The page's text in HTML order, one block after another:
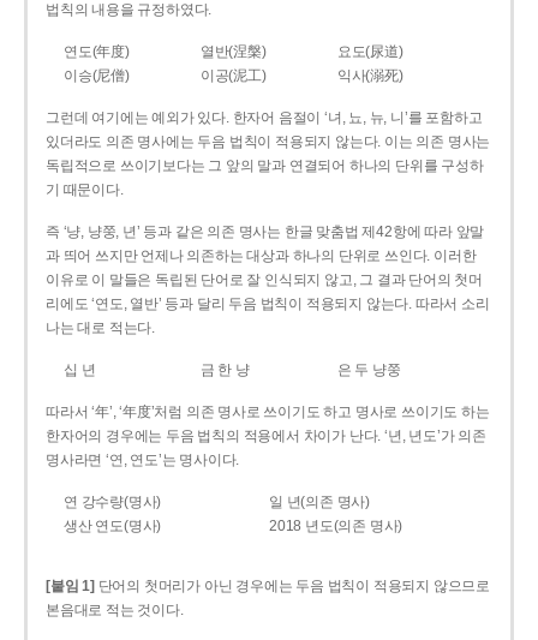
법칙의 내용을 규정하였다.
연도(年度) 열반(涅槃)
요도(尿道)
이승(尼僧)
이공(泥工) 익사(溺死)
그런데 여기에는 예외가 있다. 한자어 음절이 ‘녀, 뇨, 뉴, 니’를 포함하고
있더라도 의존 명사에는 두음 법칙이 적용되지 않는다. 이는 의존 명사는
독립적으로 쓰이기보다는 그 앞의 말과 연결되어 하나의 단위를 구성하
기 때문이다.
즉 ‘냥, 냥쭝, 년’ 등과 같은 의존 명사는 한글 맞춤법 제42항에 따라 앞말
과 띄어 쓰지만 언제나 의존하는 대상과 하나의 단위로 쓰인다. 이러한
이유로 이 말들은 독립된 단어로 잘 인식되지 않고, 그 결과 단어의 첫머
리에도 ‘연도, 열반’ 등과 달리 두음 법칙이 적용되지 않는다. 따라서 소리
나는 대로 적는다.
십 년 금 한 냥 은 두 냥쭝
따라서 ‘年’, ‘年度’처럼 의존 명사로 쓰이기도 하고 명사로 쓰이기도 하는
한자어의 경우에는 두음 법칙의 적용에서 차이가 난다. ‘년, 년도’가 의존
명사라면 ‘연, 연도’는 명사이다.
연 강수량(명사)
일 년(의존 명사)
생산 연도(명사)
2018 년도(의존 명사)
[붙임 1] 단어의 첫머리가 아닌 경우에는 두음 법칙이 적용되지 않으므로
본음대로 적는 것이다.